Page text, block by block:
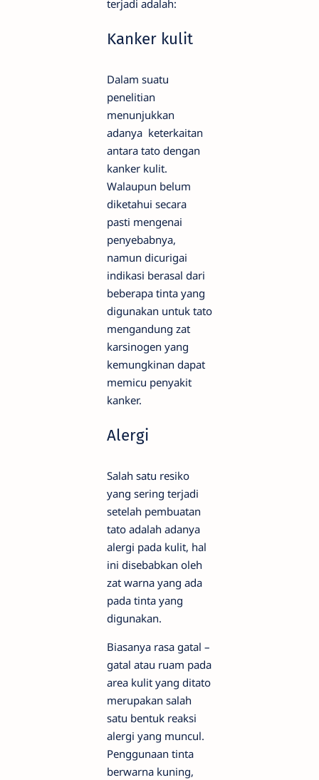
terjadi adalah:
Kanker kulit
Dalam suatu
penelitian
menunjukkan
adanya keterkaitan
antara tato dengan
kanker kulit.
Walaupun belum
diketahui secara
pasti mengenai
penyebabnya,
namun dicurigai
indikasi berasal dari
beberapa tinta yang
digunakan untuk tato
mengandung zat
karsinogen yang
kemungkinan dapat
memicu penyakit
kanker.
Alergi
Salah satu resiko
yang sering terjadi
setelah pembuatan
tato adalah adanya
alergi pada kulit, hal
ini disebabkan oleh
zat warna yang ada
pada tinta yang
digunakan.
Biasanya rasa gatal –
gatal atau ruam pada
area kulit yang ditato
merupakan salah
satu bentuk reaksi
alergi yang muncul.
Penggunaan tinta
berwarna kuning,